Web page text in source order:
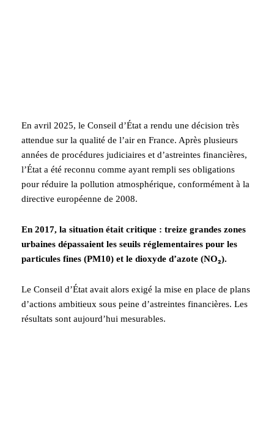
En avril 2025, le Conseil d’État a rendu une décision très
attendue sur la qualité de l’air en France. Après plusieurs
années de procédures judiciaires et d’astreintes financières,
l’État a été reconnu comme ayant rempli ses obligations
pour réduire la pollution atmosphérique, conformément à la
directive européenne de 2008.
En 2017, la situation était critique : treize grandes zones
urbaines dépassaient les seuils réglementaires pour les
particules fines (PM10) et le dioxyde d’azote (NO₂).
Le Conseil d’État avait alors exigé la mise en place de plans
d’actions ambitieux sous peine d’astreintes financières. Les
résultats sont aujourd’hui mesurables.